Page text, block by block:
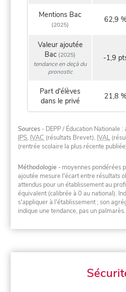
Mentions Bac
(2025)
62,9
Valeur ajoutée
Bac (2025)
tendance en deçà du
pronostic
-1,9
Part d'élèves
dans le privé
21,8
Sources - DEPP / Éducation Nationale
IPS, IVAC (résultats Brevet), IVAL
(rentrée scolaire la plus récente
Méthodologie - moyennes pondérées
ajoutée mesure l'écart entre résultats
attendus pour un établissement au
équivalent (calibrée à 0 au national).
s'appliquer à l'établissement ; son
indique une tendance, pas un palmarès.